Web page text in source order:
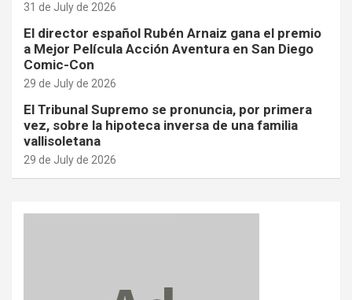
31 de July de 2026
El director español Rubén Arnaiz gana el premio
a Mejor Película Acción Aventura en San Diego
Comic-Con
29 de July de 2026
El Tribunal Supremo se pronuncia, por primera
vez, sobre la hipoteca inversa de una familia
vallisoletana
29 de July de 2026